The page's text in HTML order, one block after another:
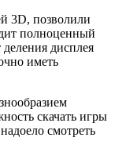
3D, позволили
полноценный
деления дисплея
иметь
скачать игры
смотреть